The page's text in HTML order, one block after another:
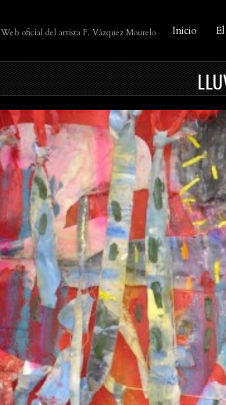
Web oficial del artista F. Vázquez Mourelo Inicio